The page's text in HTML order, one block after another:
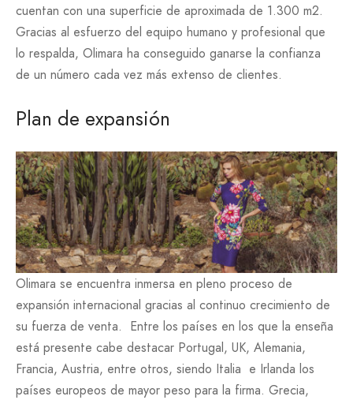
cuentan con una superficie de aproximada de 1.300 m2.
Gracias al esfuerzo del equipo humano y profesional que
lo respalda, Olimara ha conseguido ganarse la confianza
de un número cada vez más extenso de clientes.
Plan de expansión
Olimara se encuentra inmersa en pleno proceso de
expansión internacional gracias al continuo crecimiento de
su fuerza de venta. Entre los países en los que la enseña
está presente cabe destacar Portugal, UK, Alemania,
Francia, Austria, entre otros, siendo Italia e Irlanda los
países europeos de mayor peso para la firma. Grecia,